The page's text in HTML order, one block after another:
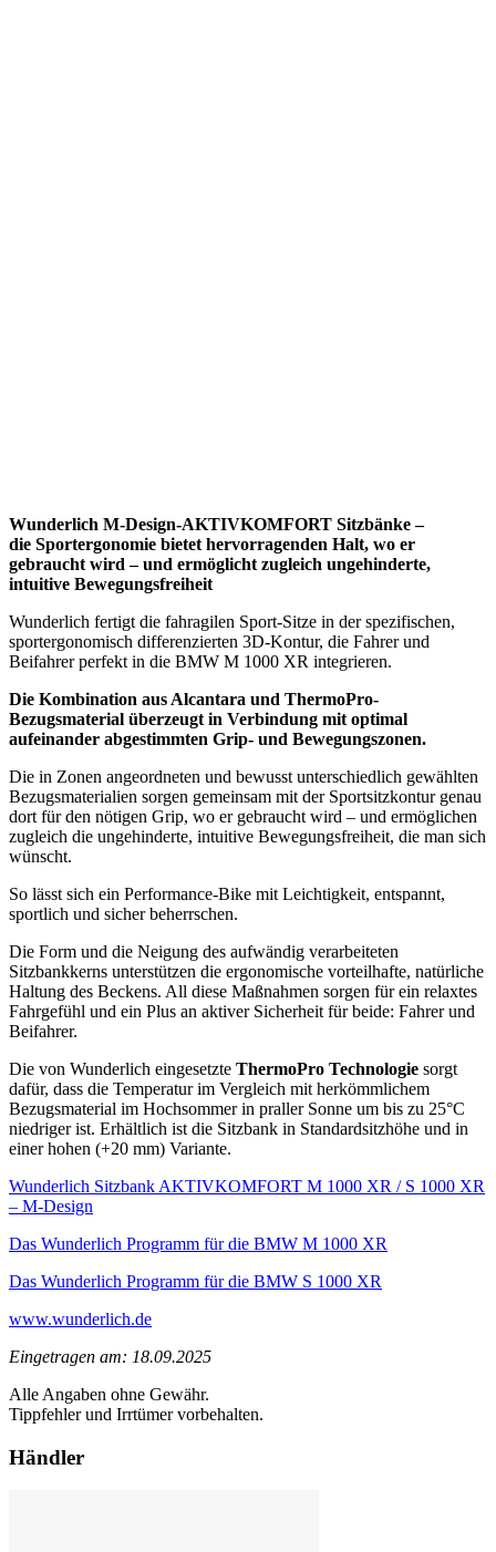
Wunderlich M-Design-AKTIVKOMFORT Sitzbänke –
die Sportergonomie bietet hervorragenden Halt, wo er
gebraucht wird – und ermöglicht zugleich ungehinderte,
intuitive Bewegungsfreiheit
Wunderlich fertigt die fahragilen Sport-Sitze in der spezifischen,
sportergonomisch differenzierten 3D-Kontur, die Fahrer und
Beifahrer perfekt in die BMW M 1000 XR integrieren.
Die Kombination aus Alcantara und ThermoPro-
Bezugsmaterial überzeugt in Verbindung mit optimal
aufeinander abgestimmten Grip- und Bewegungszonen.
Die in Zonen angeordneten und bewusst unterschiedlich gewählten
Bezugsmaterialien sorgen gemeinsam mit der Sportsitzkontur genau
dort für den nötigen Grip, wo er gebraucht wird – und ermöglichen
zugleich die ungehinderte, intuitive Bewegungsfreiheit, die man sich
wünscht.
So lässt sich ein Performance-Bike mit Leichtigkeit, entspannt,
sportlich und sicher beherrschen.
Die Form und die Neigung des aufwändig verarbeiteten
Sitzbankkerns unterstützen die ergonomische vorteilhafte, natürliche
Haltung des Beckens. All diese Maßnahmen sorgen für ein relaxtes
Fahrgefühl und ein Plus an aktiver Sicherheit für beide: Fahrer und
Beifahrer.
Die von Wunderlich eingesetzte ThermoPro Technologie sorgt
dafür, dass die Temperatur im Vergleich mit herkömmlichem
Bezugsmaterial im Hochsommer in praller Sonne um bis zu 25°C
niedriger ist. Erhältlich ist die Sitzbank in Standardsitzhöhe und in
einer hohen (+20 mm) Variante.
Wunderlich Sitzbank AKTIVKOMFORT M 1000 XR / S 1000 XR
– M-Design
Das Wunderlich Programm für die BMW M 1000 XR
Das Wunderlich Programm für die BMW S 1000 XR
www.wunderlich.de
Eingetragen am: 18.09.2025
Alle Angaben ohne Gewähr.
Tippfehler und Irrtümer vorbehalten.
Händler